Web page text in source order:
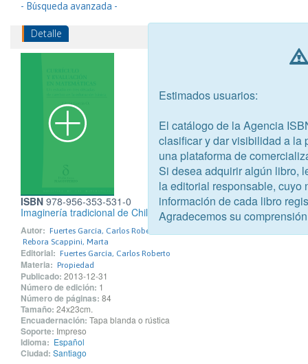
- Búsqueda avanzada -
Detalle
ISBN 978-956-353-531-0
Imaginería tradicional de Chiloé. Santería e identidad local.
Autor: Fuertes García, Carlos Roberto
Rebora Scappini, Marta
Editorial: Fuertes García, Carlos Roberto
Materia: Propiedad
Publicado: 2013-12-31
Número de edición: 1
Número de páginas: 84
Tamaño: 24x23cm.
Encuadernación: Tapa blanda o rústica
Soporte: Impreso
Idioma: Español
Ciudad: Santiago
Estimados usuarios:
El catálogo de la Agencia
clasificar y dar visibilidad a la
una plataforma de
Si desea adquirir algún libro,
la editorial responsable, cuyo
información de cada libro
Agradecemos su